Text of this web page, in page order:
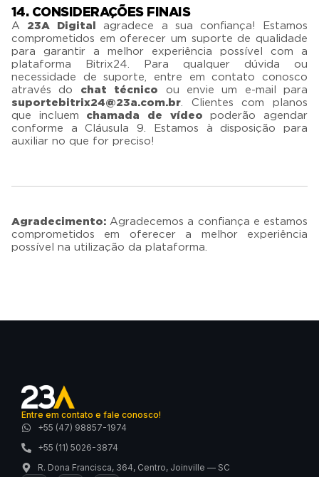
14. CONSIDERAÇÕES FINAIS
A 23A Digital agradece a sua confiança! Estamos
comprometidos em oferecer um suporte de qualidade
para garantir a melhor experiência possível com a
plataforma Bitrix24. Para qualquer dúvida ou
necessidade de suporte, entre em contato conosco
através do chat técnico ou envie um e-mail para
suportebitrix24@23a.com.br . Clientes com planos
que incluem chamada de vídeo poderão agendar
conforme a Cláusula 9. Estamos à disposição para
auxiliar no que for preciso!
Agradecimento: Agradecemos a confiança e estamos
comprometidos em oferecer a melhor experiência
possível na utilização da plataforma.
Entre em contato e fale conosco!
+55 (47) 98857-1974
+55 (11) 5026-3874
R. Dona Francisca, 364, Centro, Joinville — SC